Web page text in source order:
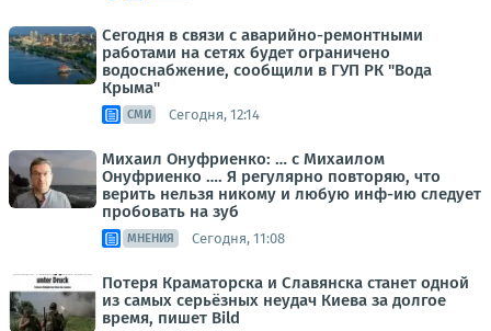
Сегодня в связи с аварийно-ремонтными
работами на сетях будет ограничено
водоснабжение, сообщили в ГУП РК "Вода
Крыма"
СМИ Сегодня, 12:14
Михаил Онуфриенко: … с Михаилом
Онуфриенко …. Я регулярно повторяю, что
верить нельзя никому и любую инф-ию следует
пробовать на зуб
МНЕНИЯ Сегодня, 11:08
Потеря Краматорска и Славянска станет одной
из самых серьёзных неудач Киева за долгое
время, пишет Bild